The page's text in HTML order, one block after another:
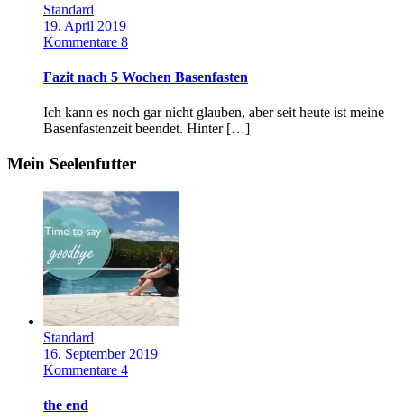
Standard
19. April 2019
Kommentare 8
Fazit nach 5 Wochen Basenfasten
Ich kann es noch gar nicht glauben, aber seit heute ist meine
Basenfastenzeit beendet. Hinter […]
Mein Seelenfutter
Standard
16. September 2019
Kommentare 4
the end